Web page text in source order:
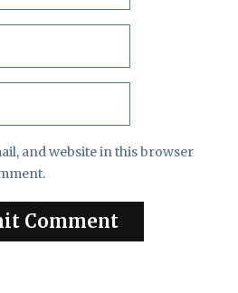
and website in this browser